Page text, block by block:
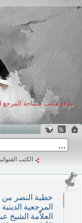
موقع مكتب سماحة المرجع
الكتب
خطبة النصر من
المرجعية